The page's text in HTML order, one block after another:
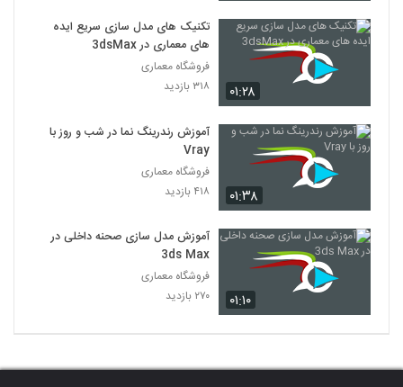
۰۱:۲۸
تکنیک های مدل سازی سریع ایده
های معماری در 3dsMax
فروشگاه معماری
۳۱۸ بازدید
۰۱:۳۸
آموزش رندرینگ نما در شب و روز با
Vray
فروشگاه معماری
۴۱۸ بازدید
۰۱:۱۰
آموزش مدل سازی صحنه داخلی در
3ds Max
فروشگاه معماری
۲۷۰ بازدید